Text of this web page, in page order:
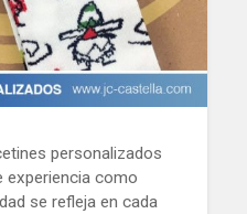
personalizados
experiencia como
se refleja en cada